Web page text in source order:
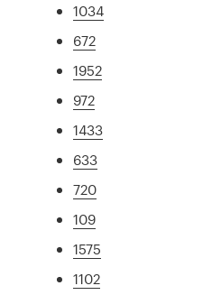
1034
672
1952
972
1433
633
720
109
1575
1102